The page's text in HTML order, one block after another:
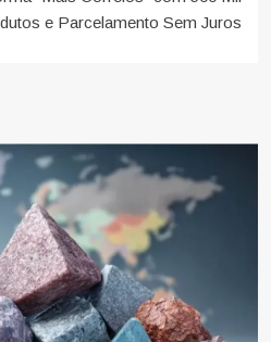
e Parcelamento Sem Juros